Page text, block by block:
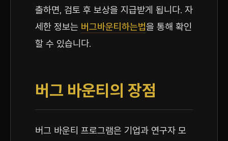
출하면, 검토 후 보상을 지급받게 됩니다. 자
세한 정보는 버그바운티하는법을 통해 확인
할 수 있습니다.
버그 바운티의 장점
버그 바운티 프로그램은 기업과 연구자 모